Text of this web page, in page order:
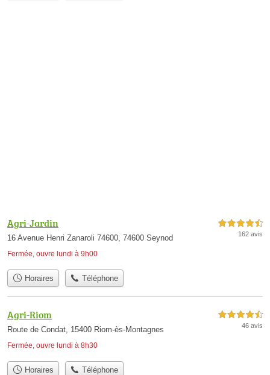
Agri-Jardin
16 Avenue Henri Zanaroli 74600, 74600 Seynod
Fermée, ouvre lundi à 9h00
4,5 étoiles sur 5
162 avis
Horaires Téléphone
Agri-Riom
Route de Condat, 15400 Riom-ès-Montagnes
Fermée, ouvre lundi à 8h30
4,5 étoiles sur 5
46 avis
Horaires Téléphone